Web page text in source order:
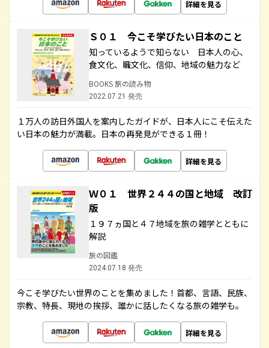
詳細を見る
Ｓ０１ 今こそ学びたい日本のこと
知っているようで知らない 日本人の心、
食文化、職文化、信仰、地域の魅力など
BOOKS 旅の読み物
2022.07.21 発売
１万人の訪日外国人を案内したガイドが、日本人にこそ伝えた
い日本の魅力が満載。日本の再発見ができる１冊！
詳細を見る
Ｗ０１ 世界２４４の国と地域 改訂
版
１９７ヵ国と４７地域を旅の雑学とともに
解説
旅の図鑑
2024.07.18 発売
今こそ学びたい世界のことを集めました！首都、言語、民族、
宗教、特長、現地の挨拶、誰かに話したくなる旅の雑学も。
詳細を見る